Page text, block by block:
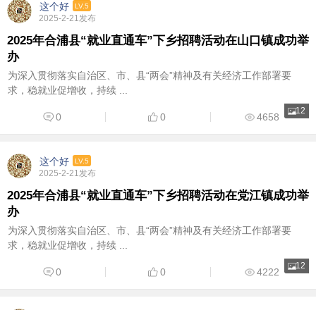
这个好 LV.5
2025-2-21发布
2025年合浦县“就业直通车”下乡招聘活动在山口镇成功举
办
为深入贯彻落实自治区、市、县“两会”精神及有关经济工作部署要
求，稳就业促增收，持续 ...
12
0 0 4658
这个好 LV.5
2025-2-21发布
2025年合浦县“就业直通车”下乡招聘活动在党江镇成功举
办
为深入贯彻落实自治区、市、县“两会”精神及有关经济工作部署要
求，稳就业促增收，持续 ...
12
0 0 4222